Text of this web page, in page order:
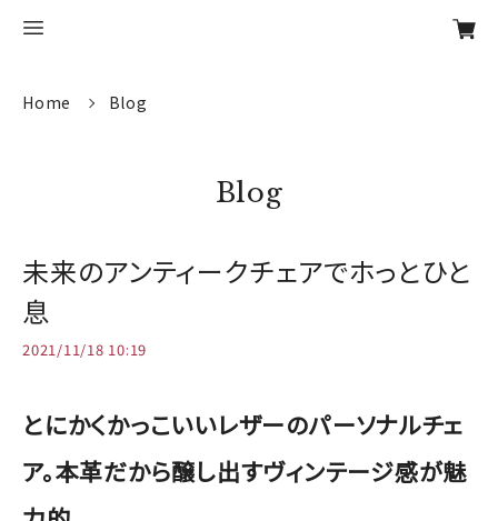
Home Blog
Blog
未来のアンティークチェアでホっとひと
息
2021/11/18 10:19
とにかくかっこいいレザーのパーソナルチェ
ア。本革だから醸し出すヴィンテージ感が魅